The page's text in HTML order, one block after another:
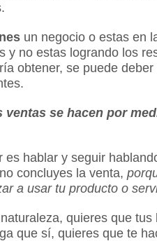
un negocio o estas en
y no estas logrando los
obtener, se puede
ventas se hacen por
es hablar y seguir
concluyes la venta,
a usar tu producto o
quieres que tus
que sí, quieres que te